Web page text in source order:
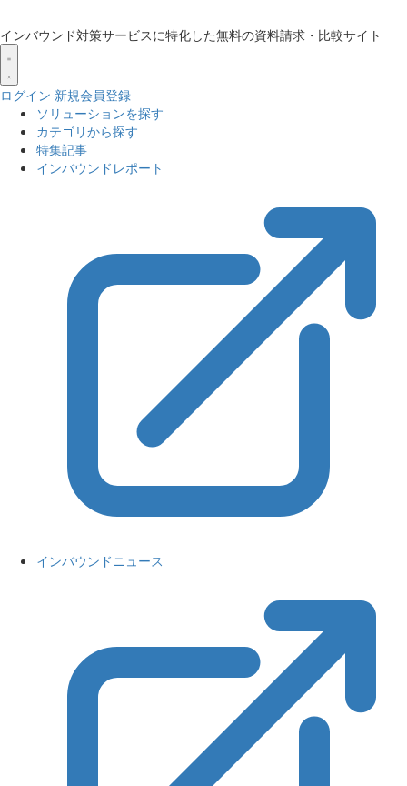
インバウンド対策サービスに特化した無料の資料請求・比較サイト
ログイン 新規会員登録
ソリューションを探す
カテゴリから探す
特集記事
インバウンドレポート
インバウンドニュース